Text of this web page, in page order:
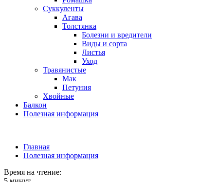
Суккуленты
Агава
Толстянка
Болезни и вредители
Виды и сорта
Листья
Уход
Травянистые
Мак
Петуния
Хвойные
Балкон
Полезная информация
Главная
Полезная информация
Время на чтение: